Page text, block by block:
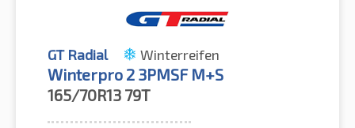
GT Radial Winterreifen
Winterpro 2 3PMSF M+S
165/70R13 79T